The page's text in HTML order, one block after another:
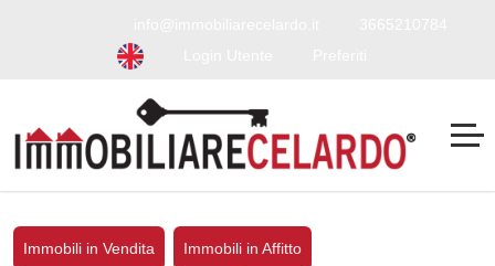
Immobili in Vendita Immobili in Affitto